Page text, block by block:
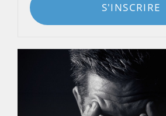
S'INSCRIRE